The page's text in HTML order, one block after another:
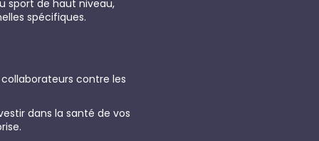
sport de haut niveau,
spécifiques.
contre les
dans la santé de vos